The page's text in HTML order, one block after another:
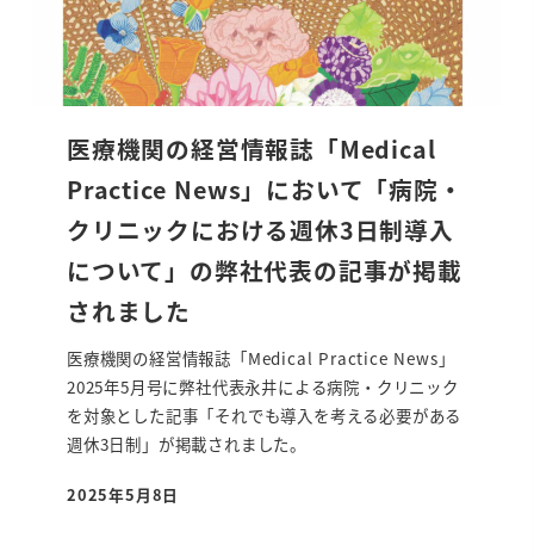
医療機関の経営情報誌「Medical
Practice News」において「病院・
クリニックにおける週休3日制導入
について」の弊社代表の記事が掲載
されました
医療機関の経営情報誌「Medical Practice News」
2025年5月号に弊社代表永井による病院・クリニック
を対象とした記事「それでも導入を考える必要がある
週休3日制」が掲載されました。
投稿日
2025年5月8日